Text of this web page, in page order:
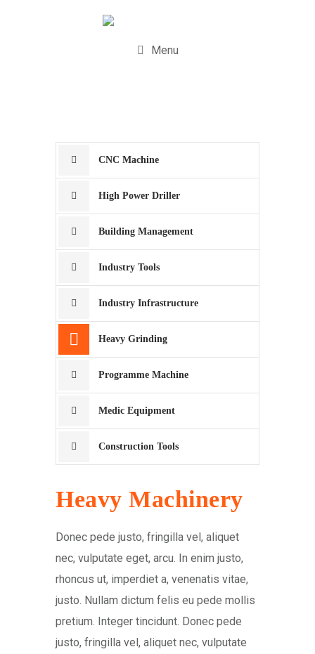
Menu
CNC Machine
High Power Driller
Building Management
Industry Tools
Industry Infrastructure
Heavy Grinding
Programme Machine
Medic Equipment
Construction Tools
Heavy Machinery
Donec pede justo, fringilla vel, aliquet
nec, vulputate eget, arcu. In enim justo,
rhoncus ut, imperdiet a, venenatis vitae,
justo. Nullam dictum felis eu pede mollis
pretium. Integer tincidunt. Donec pede
justo, fringilla vel, aliquet nec, vulputate